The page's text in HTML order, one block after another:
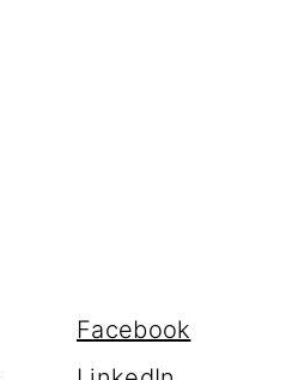
Facebook